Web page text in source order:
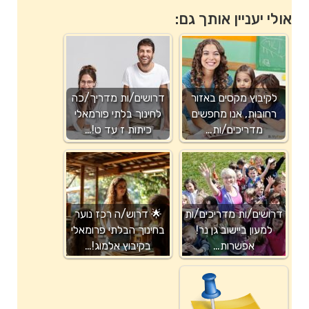
אולי יעניין אותך גם:
לקיבוץ מקסים באזור
רחובות, אנו מחפשים
מדריכים/ות…
דרושים/ות מדריך/כה
לחינוך בלתי פורמאלי
כיתות ז עד ט!…
דרושים/ות מדריכים/ות
למעון ביישוב גן נר!
אפשרות…
🌟 דרוש/ה רכז נוער
בחינוך הבלתי פרומאלי
בקיבוץ אלמוג!…